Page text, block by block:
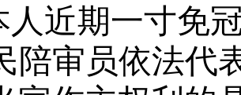
人近期一寸免
陪审员依法代